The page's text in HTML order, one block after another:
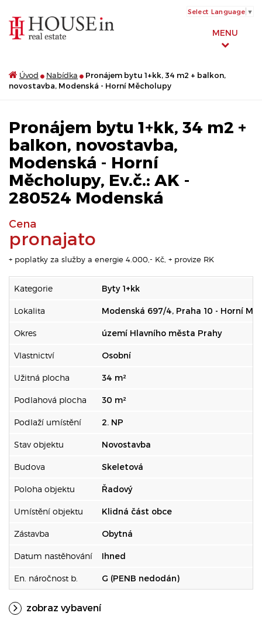
MENU
Select Language ▼
Úvod Nabídka
Pronájem bytu 1+kk, 34 m2 + balkon,
novostavba, Modenská - Horní Měcholupy
Pronájem bytu 1+kk, 34 m2 +
balkon, novostavba,
Modenská - Horní
Měcholupy, Ev.č.: AK -
280524 Modenská
Cena
pronajato
+ poplatky za služby a energie 4.000,- Kč, + provize RK
Kategorie Byty 1+kk
Lokalita Modenská 697/4, Praha 10 - Horní
Okres území Hlavního města Prahy
Vlastnictví Osobní
Užitná plocha 34 m²
Podlahová plocha 30 m²
Podlaží umístění 2. NP
Stav objektu Novostavba
Budova Skeletová
Poloha objektu Řadový
Umístění objektu Klidná část obce
Zástavba Obytná
Datum nastěhování Ihned
En. náročnost b. G (PENB nedodán)
zobraz vybavení